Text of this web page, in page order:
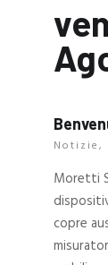
Notizie,
Moretti
copre